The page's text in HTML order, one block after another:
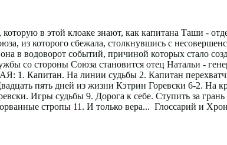
в этой клоаке знают, как капитана Таши -
из которого сбежала, столкнувшись с
в водоворот событий, причиной которых стало
со стороны Союза становится отец Натальи -
1. Капитан. На линии судьбы 2. Капитан
пять дней из жизни Кэтрин Горевски 6-2. На
Игры судьбы 9. Дорога к себе. Ступить за
стропы 11. И только вера... Глоссарий и